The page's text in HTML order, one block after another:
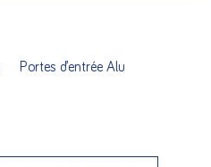
Portes d’entrée Alu